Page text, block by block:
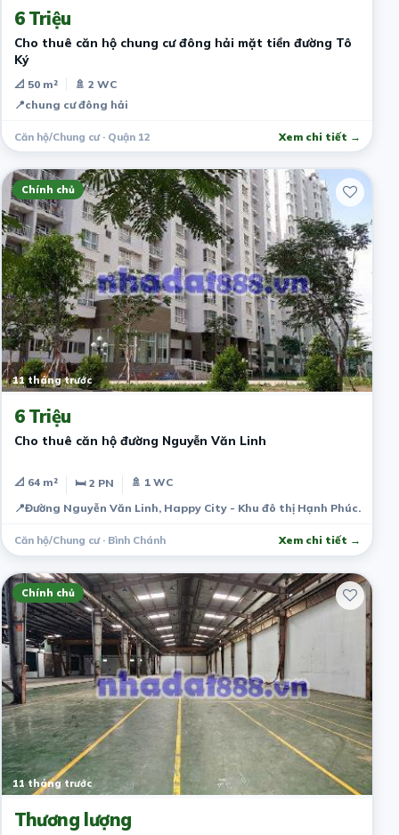
6 Triệu
Cho thuê căn hộ chung cư đông hải mặt tiền đường Tô
Ký
📐 50 m²
🚿 2 WC
📍chung cư đông hải
Căn hộ/Chung cư · Quận 12 Xem chi tiết →
Chính chủ
11 tháng trước
6 Triệu
Cho thuê căn hộ đường Nguyễn Văn Linh
📐 64 m² 🛏 2 PN
🚿 1 WC
📍Đường Nguyễn Văn Linh, Happy City - Khu đô thị Hạnh Phúc.
Căn hộ/Chung cư · Bình Chánh Xem chi tiết →
Chính chủ
11 tháng trước
Thương lượng